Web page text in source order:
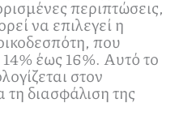
περιπτώσεις,
να επιλεγεί η
που
έως 16%. Αυτό το
στον
τη διασφάλιση της